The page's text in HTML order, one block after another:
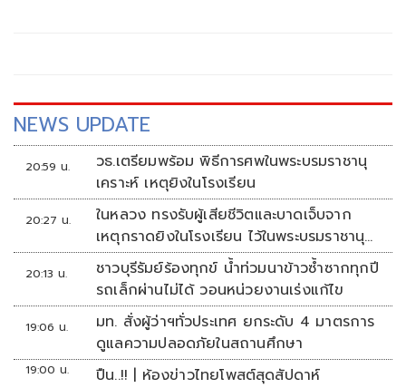
NEWS UPDATE
20:59 น.
วธ.เตรียมพร้อม พิธีการศพในพระบรมราชานุ
เคราะห์ เหตุยิงในโรงเรียน
20:27 น.
ในหลวง ทรงรับผู้เสียชีวิตและบาดเจ็บจาก
เหตุกราดยิงในโรงเรียน ไว้ในพระบรมราชานุ
เคราะห์
20:13 น.
ชาวบุรีรัมย์ร้องทุกข์ น้ำท่วมนาข้าวซ้ำซากทุกปี
รถเล็กผ่านไม่ได้ วอนหน่วยงานเร่งแก้ไข
19:06 น.
มท. สั่งผู้ว่าฯทั่วประเทศ ยกระดับ 4 มาตรการ
ดูแลความปลอดภัยในสถานศึกษา
19:00 น. ปืน..!! | ห้องข่าวไทยโพสต์สุดสัปดาห์